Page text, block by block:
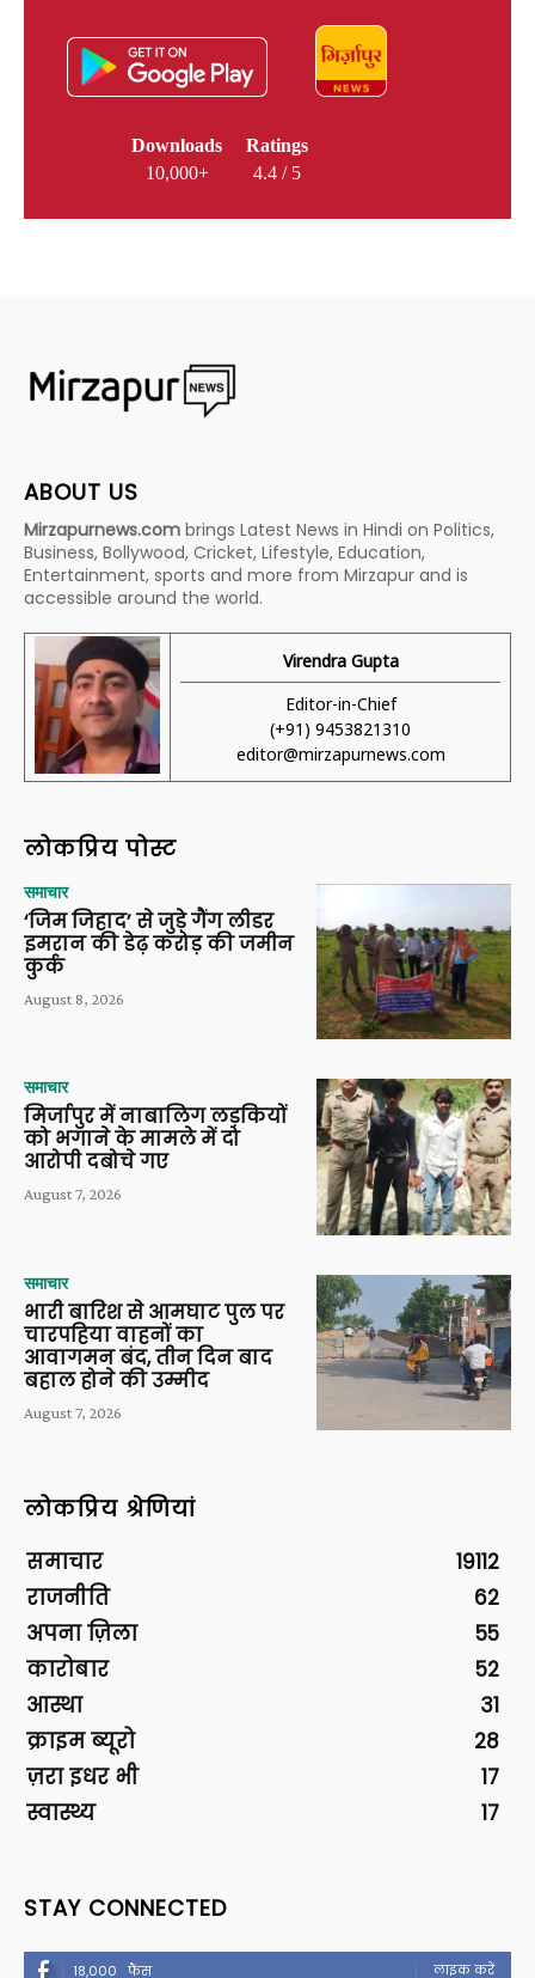
Downloads
10,000+
Ratings
4.4 / 5
ABOUT US
Mirzapurnews.com brings Latest News in Hindi on Politics,
Business, Bollywood, Cricket, Lifestyle, Education,
Entertainment, sports and more from Mirzapur and is
accessible around the world.
Virendra Gupta
Editor-in-Chief
(+91) 9453821310
editor@mirzapurnews.com
लोकप्रिय पोस्ट
समाचार
‘जिम जिहाद’ से जुड़े गैंग लीडर
इमरान की डेढ़ करोड़ की जमीन
कुर्क
August 8, 2026
समाचार
मिर्जापुर में नाबालिग लड़कियों
को भगाने के मामले में दो
आरोपी दबोचे गए
August 7, 2026
समाचार
भारी बारिश से आमघाट पुल पर
चारपहिया वाहनों का
आवागमन बंद, तीन दिन बाद
बहाल होने की उम्मीद
August 7, 2026
लोकप्रिय श्रेणियां
समाचार
19112
राजनीति
62
अपना ज़िला
55
कारोबार
52
आस्था
31
क्राइम ब्यूरो
28
ज़रा इधर भी
17
स्वास्थ्य
17
STAY CONNECTED
18,000 फैंस लाइक करें